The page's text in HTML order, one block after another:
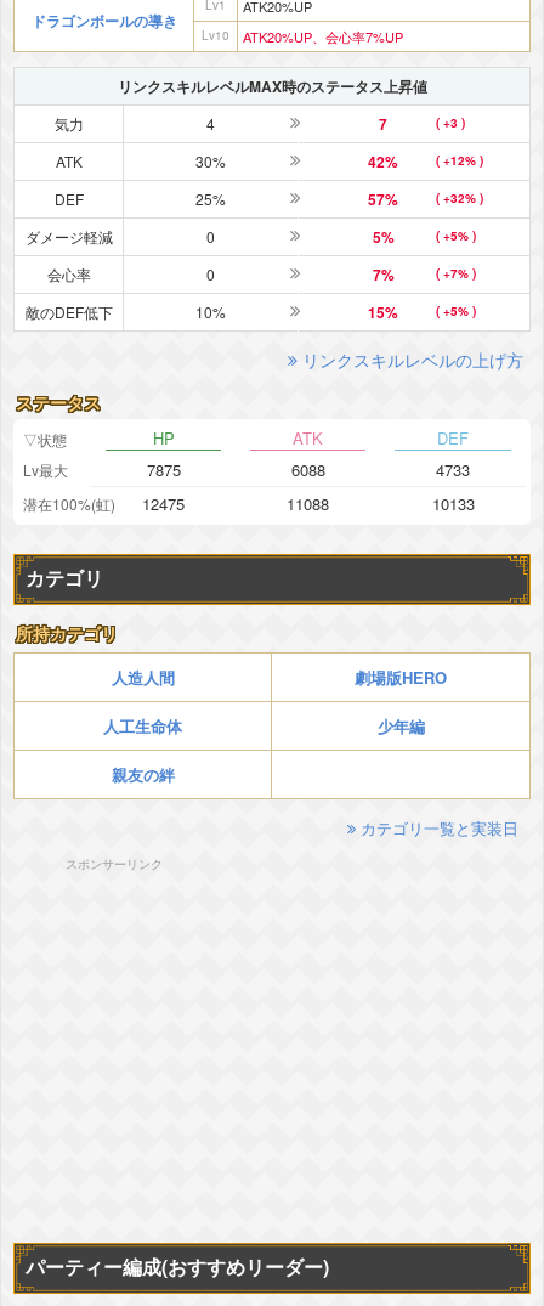
ドラゴンボールの導き
Lv1 ATK20%UP
Lv10 ATK20%UP、会心率7%UP
リンクスキルレベルMAX時のステータス上昇値
気力 4 7 ( +3 )
ATK 30% 42% ( +12% )
DEF 25% 57% ( +32% )
ダメージ軽減 0 5% ( +5% )
会心率 0 7% ( +7% )
敵のDEF低下 10% 15% ( +5% )
リンクスキルレベルの上げ方
ステータス
▽状態 HP ATK DEF
Lv最大 7875 6088 4733
潜在100%(虹) 12475 11088 10133
カテゴリ
所持カテゴリ
人造人間 劇場版HERO
人工生命体 少年編
親友の絆
カテゴリ一覧と実装日
スポンサーリンク
パーティー編成(おすすめリーダー)